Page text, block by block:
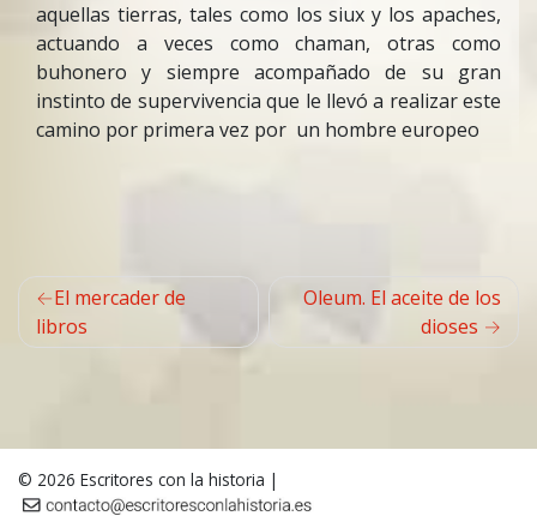
aquellas tierras, tales como los siux y los apaches,
actuando a veces como chaman, otras como
buhonero y siempre acompañado de su gran
instinto de supervivencia que le llevó a realizar este
camino por primera vez por un hombre europeo
Navegación
de
El mercader de
libros
Oleum. El aceite de los
dioses
© 2026 Escritores con la historia |